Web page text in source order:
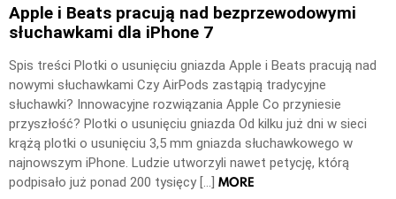
Apple i Beats pracują nad bezprzewodowymi
słuchawkami dla iPhone 7
Spis treści Plotki o usunięciu gniazda Apple i Beats pracują nad
nowymi słuchawkami Czy AirPods zastąpią tradycyjne
słuchawki? Innowacyjne rozwiązania Apple Co przyniesie
przyszłość? Plotki o usunięciu gniazda Od kilku już dni w sieci
krążą plotki o usunięciu 3,5 mm gniazda słuchawkowego w
najnowszym iPhone. Ludzie utworzyli nawet petycję, którą
podpisało już ponad 200 tysięcy […] MORE